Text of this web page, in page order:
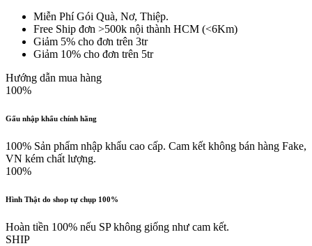
Miễn Phí Gói Quà, Nơ, Thiệp.
Free Ship đơn >500k nội thành HCM (<6Km)
Giảm 5% cho đơn trên 3tr
Giảm 10% cho đơn trên 5tr
Hướng dẫn mua hàng
100%
Gấu nhập khẩu chính hãng
100% Sản phẩm nhập khẩu cao cấp. Cam kết không bán hàng Fake,
VN kém chất lượng.
100%
Hình Thật do shop tự chụp 100%
Hoàn tiền 100% nếu SP không giống như cam kết.
SHIP